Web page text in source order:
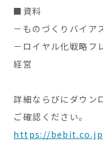
■資料
－ものづくりバイ
－ロイヤル化戦略
経営
詳細ならびにダウン
ご確認ください。
https://